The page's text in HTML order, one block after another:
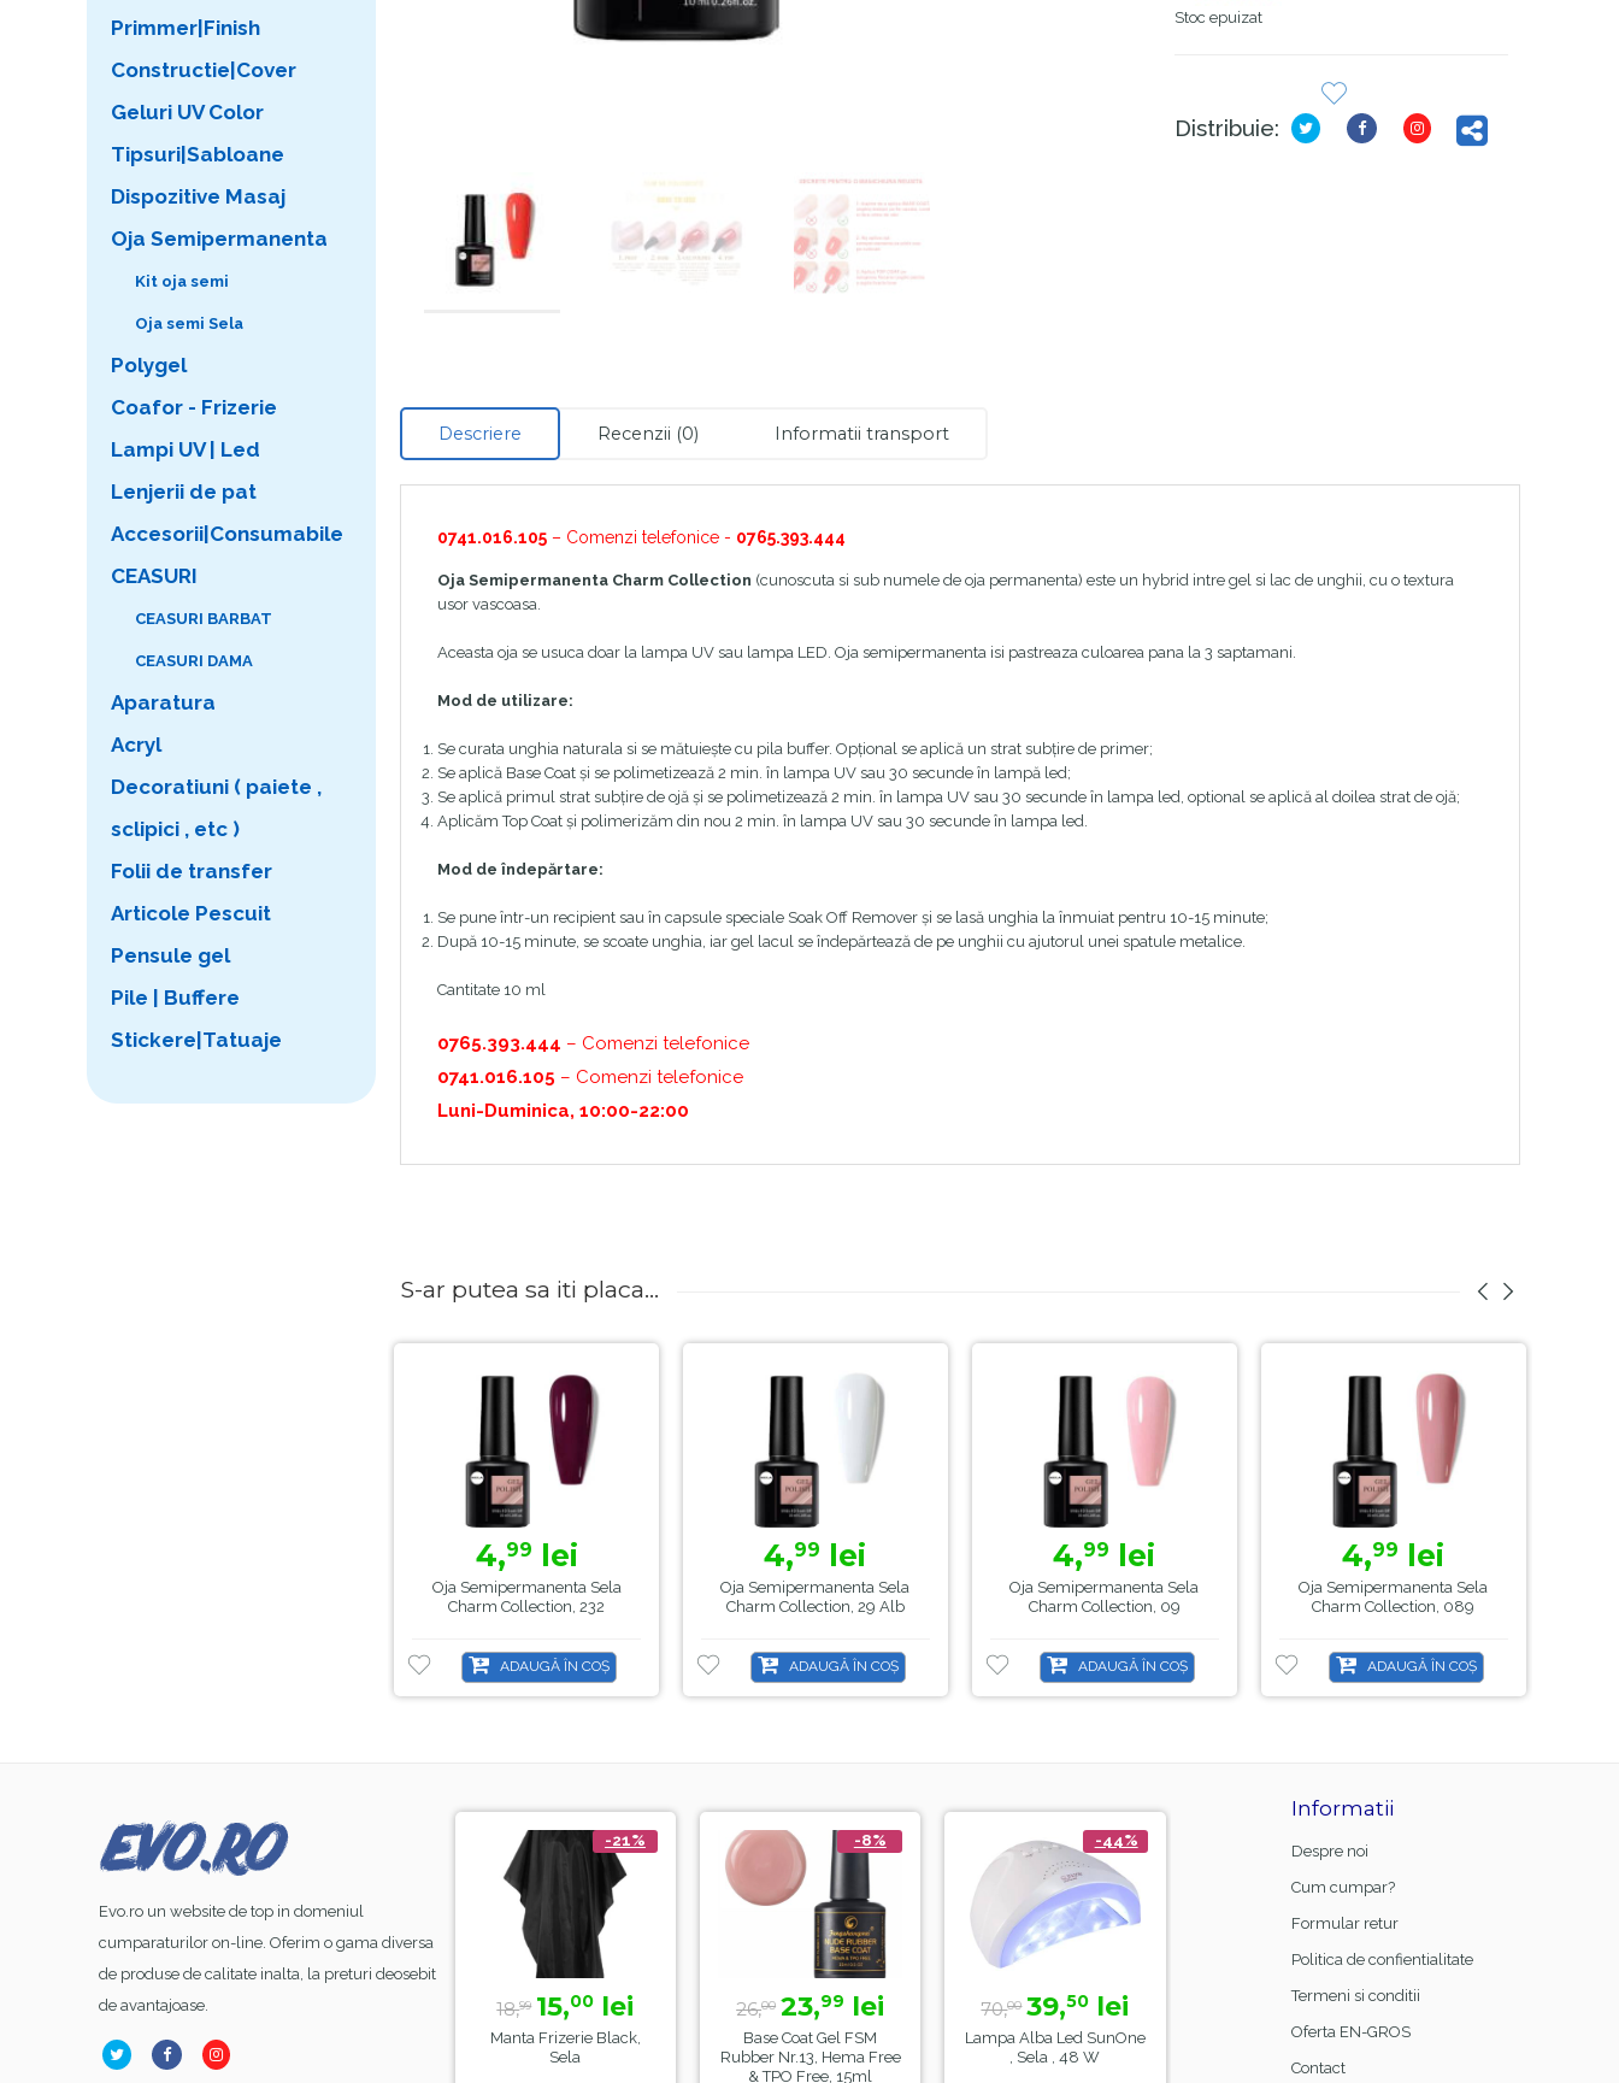
Stoc epuizat
Distribuie:
Descriere Recenzii (0) Informatii transport
0741.016.105 – Comenzi telefonice - 0765.393.444
Oja Semipermanenta Charm Collection (cunoscuta si sub numele de oja permanenta) este un hybrid intre gel si lac de unghii, cu o textura
usor vascoasa.
Aceasta oja se usuca doar la lampa UV sau lampa LED. Oja semipermanenta isi pastreaza culoarea pana la 3 saptamani.
Mod de utilizare:
Se curata unghia naturala si se mătuiește cu pila buffer. Opțional se aplică un strat subțire de primer;
Se aplică Base Coat și se polimetizează 2 min. în lampa UV sau 30 secunde în lampă led;
Se aplică primul strat subțire de ojă și se polimetizează 2 min. în lampa UV sau 30 secunde în lampa led, optional se aplică al doilea strat de ojă;
Aplicăm Top Coat și polimerizăm din nou 2 min. în lampa UV sau 30 secunde în lampa led.
Mod de îndepărtare:
Se pune într-un recipient sau în capsule speciale Soak Off Remover și se lasă unghia la înmuiat pentru 10-15 minute;
După 10-15 minute, se scoate unghia, iar gel lacul se îndepărtează de pe unghii cu ajutorul unei spatule metalice.
Cantitate 10 ml
0765.393.444 – Comenzi telefonice
0741.016.105 – Comenzi telefonice
Luni-Duminica, 10:00-22:00
S-ar putea sa iti placa...
4,99 lei
Oja Semipermanenta Sela
Charm Collection, 232
ADAUGĂ ÎN COȘ
4,99 lei
Oja Semipermanenta Sela
Charm Collection, 29 Alb
ADAUGĂ ÎN COȘ
4,99 lei
Oja Semipermanenta Sela
Charm Collection, 09
ADAUGĂ ÎN COȘ
4,99 lei
Oja Semipermanenta Sela
Charm Collection, 089
ADAUGĂ ÎN COȘ
Primmer|Finish
Constructie|Cover
Geluri UV Color
Tipsuri|Sabloane
Dispozitive Masaj
Oja Semipermanenta
Kit oja semi
Oja semi Sela
Polygel
Coafor - Frizerie
Lampi UV | Led
Lenjerii de pat
Accesorii|Consumabile
CEASURI
CEASURI BARBAT
CEASURI DAMA
Aparatura
Acryl
Decoratiuni ( paiete ,
sclipici , etc )
Folii de transfer
Articole Pescuit
Pensule gel
Pile | Buffere
Stickere|Tatuaje
Evo.ro un website de top in domeniul
cumparaturilor on-line. Oferim o gama diversa
de produse de calitate inalta, la preturi deosebit
de avantajoase.
-8%
99lei
Base Coat Gel FSM
Nr.13, Hema Free
-21%
18,99 15,00 lei
Manta Frizerie Black,
Sela
-8%
26,00 23,99 lei
Base Coat Gel FSM
Rubber Nr.13, Hema Free
& TPO Free, 15ml
-44%
70,00 39,50 lei
Lampa Alba Led SunOne
, Sela , 48 W
15,00lei
Manta Frizerie Black,
Informatii
Despre noi
Cum cumpar?
Formular retur
Politica de confientialitate
Termeni si conditii
Oferta EN-GROS
Contact